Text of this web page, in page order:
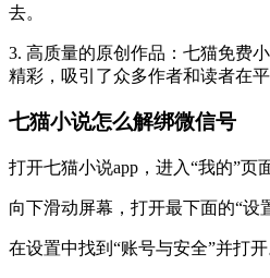
去。
3. 高质量的原创作品：七猫免费
精彩，吸引了众多作者和读者在平
七猫小说怎么解绑微信号
打开七猫小说app，进入“我的”页
向下滑动屏幕，打开最下面的“设
在设置中找到“账号与安全”并打开